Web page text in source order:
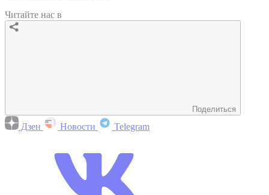
Читайте нас в
Поделиться
Дзен Новости Telegram